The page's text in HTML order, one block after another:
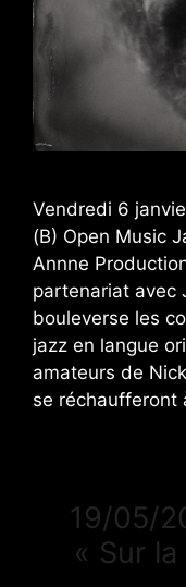
Vendredi 6
(B) Open Music
Annne
partenariat avec
bouleverse les
jazz en langue
amateurs de
se réchaufferont
19/05/
« Sur